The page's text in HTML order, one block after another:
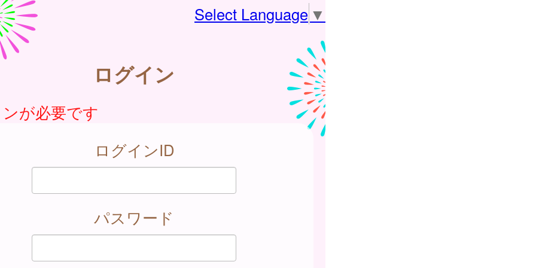
Select Language ▼
ログイン
が必要です
ログインID
パスワード